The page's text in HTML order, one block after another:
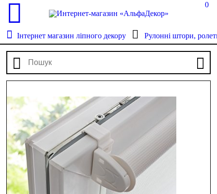
0
Інтернет магазин ліпного декору Рулонні штори,